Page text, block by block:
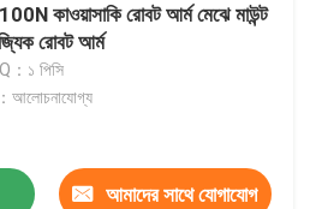
কাওয়াসাকি রোবট আর্ম মেঝে মাউন্ট
রোবট আর্ম
：১ পিসি
আলোচনাযোগ্য
আমাদের সাথে যোগাযোগ